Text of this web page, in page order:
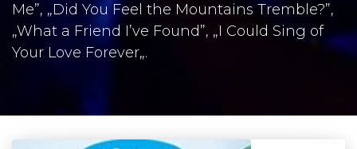
Me”, „Did You Feel the Mountains Tremble?”,
„What a Friend I’ve Found”, „I Could Sing of
Your Love Forever„.